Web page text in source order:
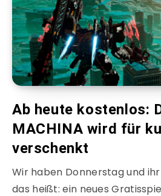
Ab heute kostenlos:
MACHINA wird für
verschenkt
Wir haben Donnerstag und
das heißt: ein neues